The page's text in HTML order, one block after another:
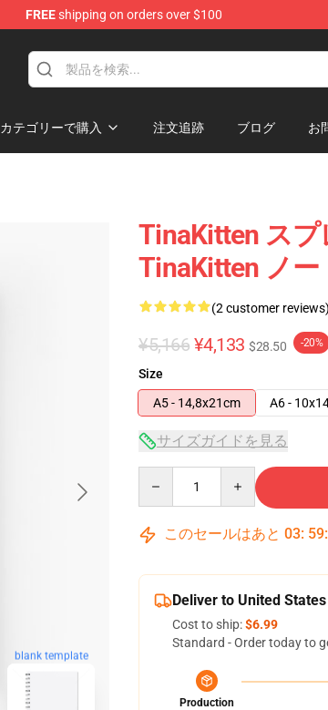
FREEshipping on orders over $100
カテゴリーで購入 注文追跡 ブログ お
blank template
TinaKitten ス
TinaKitten ノー
(2 customer reviews)
¥5,166 ¥4,133 $28.50 -20%
Size
A5 - 14,8x21cm
A6 -
サイズガイドを見る
このセールはあと 03: 59:
Deliver to United States
Cost to ship:$6.99
Standard - Order today to
Production